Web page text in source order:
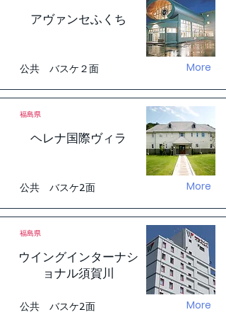
アヴァンセふくち
公共 バスケ２面 More
福島県
ヘレナ国際ヴィラ
公共 バスケ2面 More
福島県
ウイングインターナシ
ョナル須賀川
公共 バスケ2面 More